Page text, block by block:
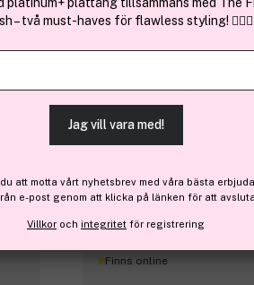
Pour Homme After
347 kr
Finns online
– två must-haves för flawless styling! 💇‍♀️✨
Jag vill vara med!
att motta vårt nyhetsbrev med våra bästa
e-post genom att klicka på länken för att
Villkor och integritet för registrering